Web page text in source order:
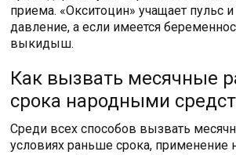
приема. «Окситоцин» учащает пульс
давление, а если имеется
выкидыш.
Как вызвать месячные
срока народными
Среди всех способов вызвать
условиях раньше срока, применение